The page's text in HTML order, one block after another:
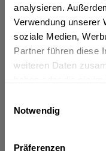
analysieren.
Verwendung unserer
soziale Medien,
Partner führen diese
weiteren Daten
Notwendig
Präferenzen
Schwaigerner
Schwaigerner
Regionen, Städten,